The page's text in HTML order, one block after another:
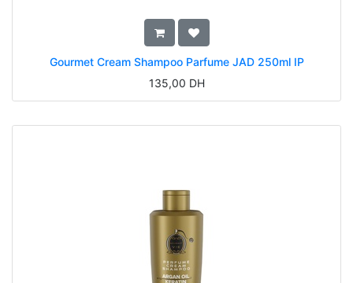
Gourmet Cream Shampoo Parfume JAD 250ml IP
135,00 DH